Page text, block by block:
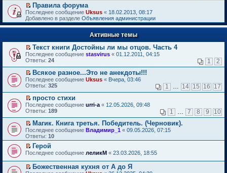
й
т
и
к
п
в
о
м
у
н
е
п
р
о
ч
и
т
а
н
н
о
м
у
с
о
о
П
е
р
е
т
и
к
п
р
в
о
м
у
н
е
п
р
о
ч
и
т
а
н
н
о
Правила форума
Последнее сообщение Uksus « 18.02.2013, 08:17
Добавлено в разделе Объявления администрации
Активные темы
П
е
е
й
т
и
п
е
р
в
о
м
у
н
е
п
р
о
Текст книги Достойны ли мы отцов. Часть 4
Последнее сообщение stasvirus « 01.12.2011, 04:15
Ответы: 24 1 2
П
е
е
й
т
и
к
п
е
р
в
о
м
у
н
Всякое разное...Это не анекдоты!!!
Последнее сообщение Uksus « Вчера, 03:46
Ответы: 325 1 … 14 15 16 17
П
е
е
й
т
и
п
р
в
просто стихи
Последнее сообщение urri-a « 12.05.2026, 09:48
Ответы: 189 1 … 7 8 9 10
П
е
р
й
и
к
Магик. Книга третья. Победитель. (Черновик).
Последнее сообщение Владимир_1 « 09.05.2026, 07:15
Ответы: 10
П
р
е
Герой
Последнее сообщение леликМ « 23.03.2026, 18:55
Божественная кухня от А до Я